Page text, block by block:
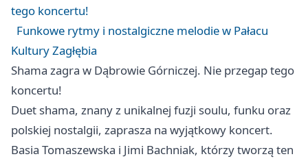
tego koncertu!
Funkowe rytmy i nostalgiczne melodie w Pałacu
Kultury Zagłębia
Shama zagra w Dąbrowie Górniczej. Nie przegap tego
koncertu!
Duet shama, znany z unikalnej fuzji soulu, funku oraz
polskiej nostalgii, zaprasza na wyjątkowy koncert.
Basia Tomaszewska i Jimi Bachniak, którzy tworzą ten